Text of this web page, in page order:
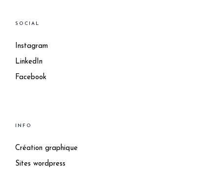
SOCIAL
Instagram
LinkedIn
Facebook
INFO
Création graphique
Sites wordpress